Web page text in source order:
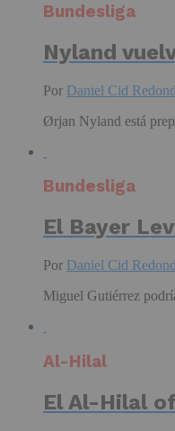
Bundesliga
Nyland
Por Daniel Cid
Ørjan Nyland está
Bundesliga
El Bayer
Por Daniel Cid
Miguel Gutiérrez
Al-Hilal
El Al-Hilal